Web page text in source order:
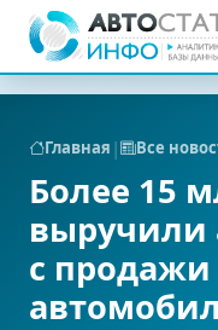
Главная | Все
Более 15
выручили
с